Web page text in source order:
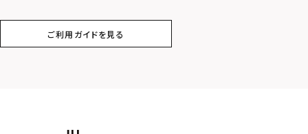
スター
ご利用ガイドを見る